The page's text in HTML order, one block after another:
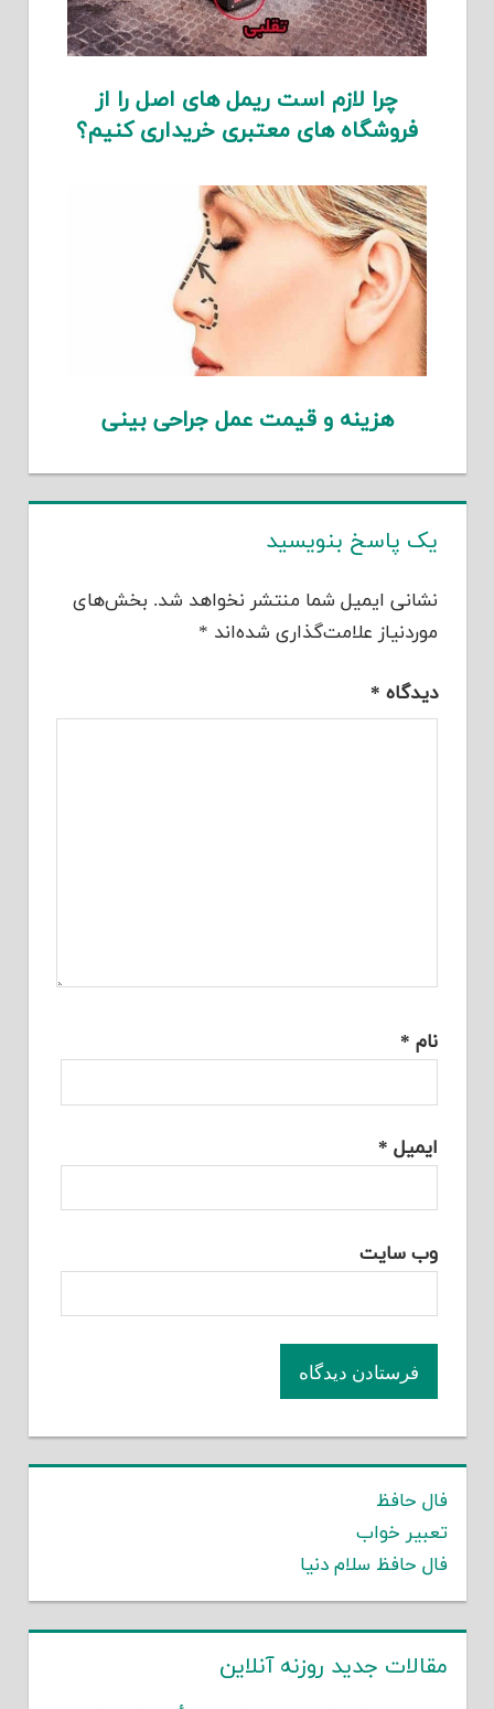
چرا لازم است ریمل های اصل را از
فروشگاه های معتبری خریداری کنیم؟
هزینه و قیمت عمل جراحی بینی
یک پاسخ بنویسید
نشانی ایمیل شما منتشر نخواهد شد. بخش‌های
موردنیاز علامت‌گذاری شده‌اند *
دیدگاه *
نام *
ایمیل *
وب‌ سایت
فال حافظ
تعبیر خواب
فال حافظ سلام دنیا
مقالات جدید روزنه آنلاین